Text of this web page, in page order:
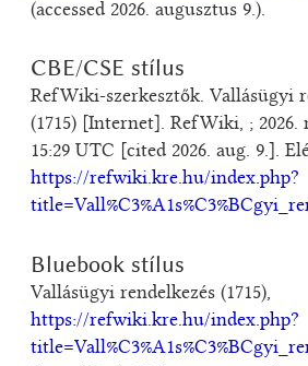
(accessed 2026. augusztus 9.).
CBE/CSE stílus
RefWiki-szerkesztők. Vallásügyi
(1715) [Internet]. RefWiki, ; 2026.
15:29 UTC [cited 2026. aug. 9.].
https://refwiki.kre.hu/index.php?
Bluebook stílus
Vallásügyi rendelkezés (1715),
https://refwiki.kre.hu/index.php?